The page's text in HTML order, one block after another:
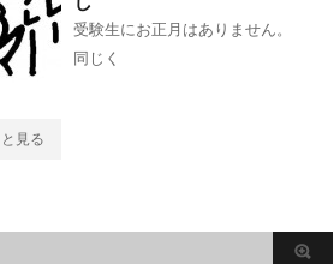
受験生にお正月はありません。
同じく
見る